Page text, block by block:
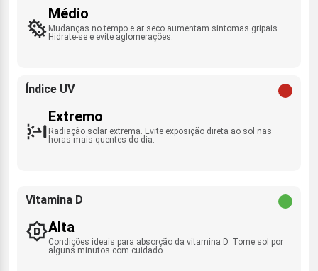
Médio
Mudanças no tempo e ar seco aumentam sintomas gripais.
Hidrate-se e evite aglomerações.
Índice UV
Extremo
Radiação solar extrema. Evite exposição direta ao sol nas
horas mais quentes do dia.
Vitamina D
Alta
Condições ideais para absorção da vitamina D. Tome sol por
alguns minutos com cuidado.